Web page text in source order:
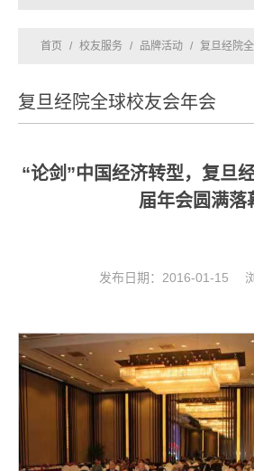
首页 / 校友服务 / 品牌活动 / 复旦经院
复旦经院全球校友会年会
“论剑”中国经济转型，复旦
届年会圆满落
发布日期：2016-01-15 浏